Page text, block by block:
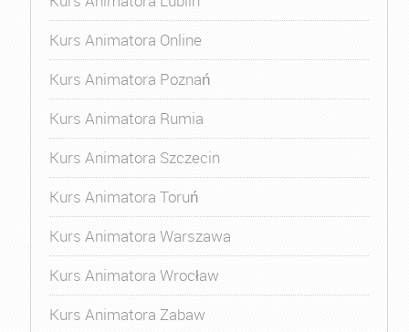
Kurs Animatora Online
Kurs Animatora Poznań
Kurs Animatora Rumia
Kurs Animatora Szczecin
Kurs Animatora Toruń
Kurs Animatora Warszawa
Kurs Animatora Wrocław
Kurs Animatora Zabaw